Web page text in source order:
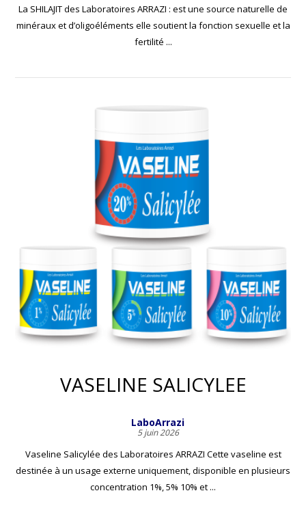
La SHILAJIT des Laboratoires ARRAZI : est une source naturelle de
minéraux et d’oligoéléments elle soutient la fonction sexuelle et la
fertilité ...
VASELINE SALICYLEE
LaboArrazi
5 juin 2026
Vaseline Salicylée des Laboratoires ARRAZI Cette vaseline est
destinée à un usage externe uniquement, disponible en plusieurs
concentration 1%, 5% 10% et ...